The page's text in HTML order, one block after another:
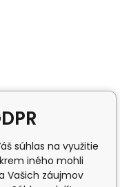
súhlas na využitie
iného mohli
Vašich záujmov